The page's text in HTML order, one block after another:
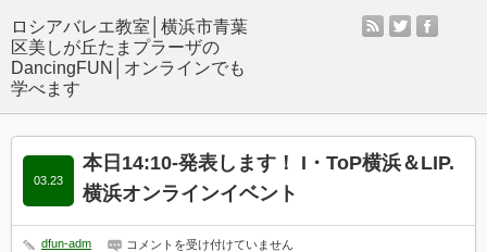
rss twitter
本日14:10-発表します！ I・ToP横浜＆LIP.
横浜オンラインイベント
03.23
dfun-adm
本
コメントを受け付けていません